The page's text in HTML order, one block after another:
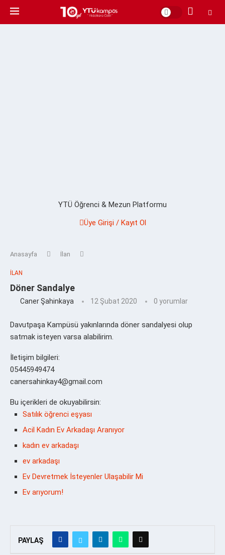
YTÜ Öğrenci & Mezun Platformu
Üye Girişi / Kayıt Ol
Anasayfa İlan
İLAN
Döner Sandalye
Caner Şahinkaya 12 Şubat 2020 0 yorumlar
Davutpaşa Kampüsü yakınlarında döner sandalyesi olup
satmak isteyen varsa alabilirim.
İletişim bilgileri:
05445949474
canersahinkay4@gmail.com
Bu içerikleri de okuyabilirsin:
Satılık öğrenci eşyası
Acil Kadın Ev Arkadaşı Aranıyor
kadın ev arkadaşı
ev arkadaşı
Ev Devretmek İsteyenler Ulaşabilir Mi
Ev arıyorum!
PAYLAŞ